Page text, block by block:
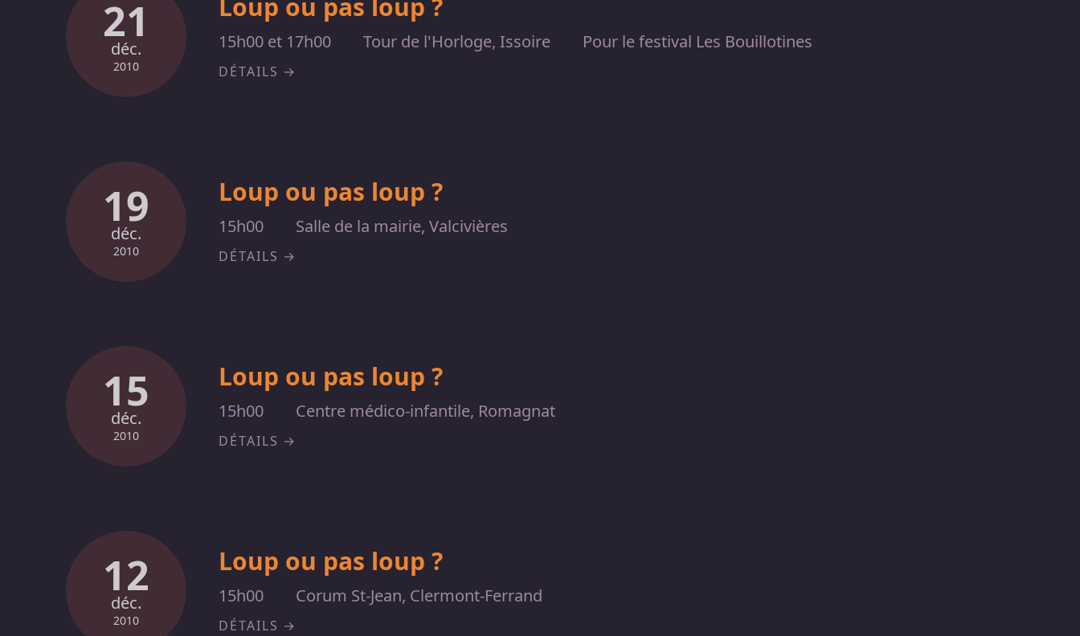
21
déc.
2010
Loup ou pas loup ?
15h00 et 17h00 Tour de l'Horloge, Issoire Pour le festival Les Bouillotines
DÉTAILS
19
déc.
2010
Loup ou pas loup ?
15h00 Salle de la mairie, Valcivières
DÉTAILS
15
déc.
2010
Loup ou pas loup ?
15h00 Centre médico-infantile, Romagnat
DÉTAILS
12
déc.
2010
Loup ou pas loup ?
15h00 Corum St-Jean, Clermont-Ferrand
DÉTAILS